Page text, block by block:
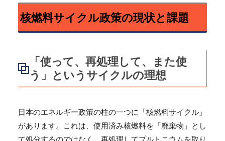
核燃料サイクル政策の現状と課題
「使って、再処理して、また使
う」というサイクルの理想
日本のエネルギー政策の柱の一つに「核燃料サイクル」
があります。これは、使用済み核燃料を「廃棄物」とし
て処分するのではなく、再処理してプルトニウムを取り